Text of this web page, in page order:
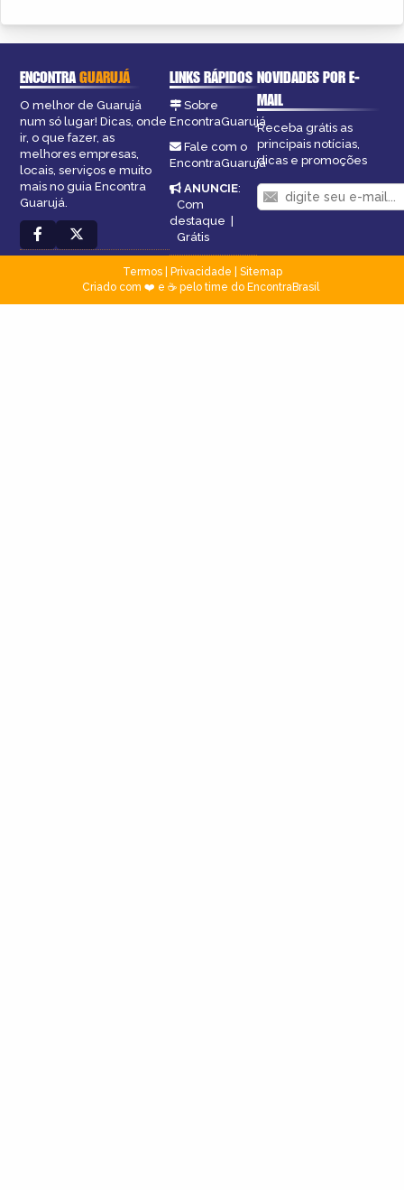
ENCONTRAGUARUJÁ
O melhor de Guarujá
num só lugar! Dicas, onde
ir, o que fazer, as
melhores empresas,
locais, serviços e muito
mais no guia Encontra
Guarujá.
LINKS RÁPIDOS
Sobre
EncontraGuarujá
Fale com o
EncontraGuarujá
ANUNCIE:
Com
destaque |
Grátis
NOVIDADES POR E-
MAIL
Receba grátis as
principais notícias,
dicas e promoções
Termos| Privacidade
Sitemap
Criado com ❤️ e ☕ pelo time do EncontraBrasil